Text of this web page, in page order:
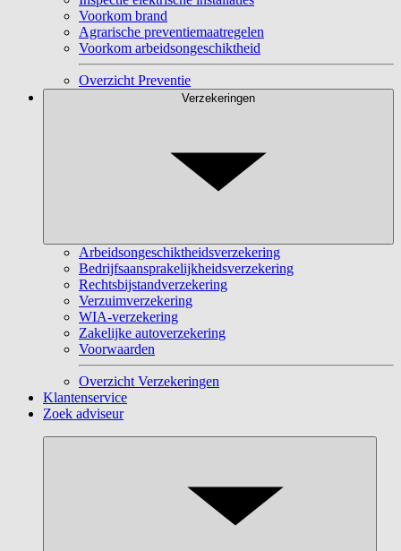
Voorkom brand
Agrarische preventiemaatregelen
Voorkom arbeidsongeschiktheid
Overzicht Preventie
Verzekeringen
Arbeidsongeschiktheidsverzekering
Bedrijfsaansprakelijkheidsverzekering
Rechtsbijstandverzekering
Verzuimverzekering
WIA-verzekering
Zakelijke autoverzekering
Voorwaarden
Overzicht Verzekeringen
Klantenservice
Zoek adviseur